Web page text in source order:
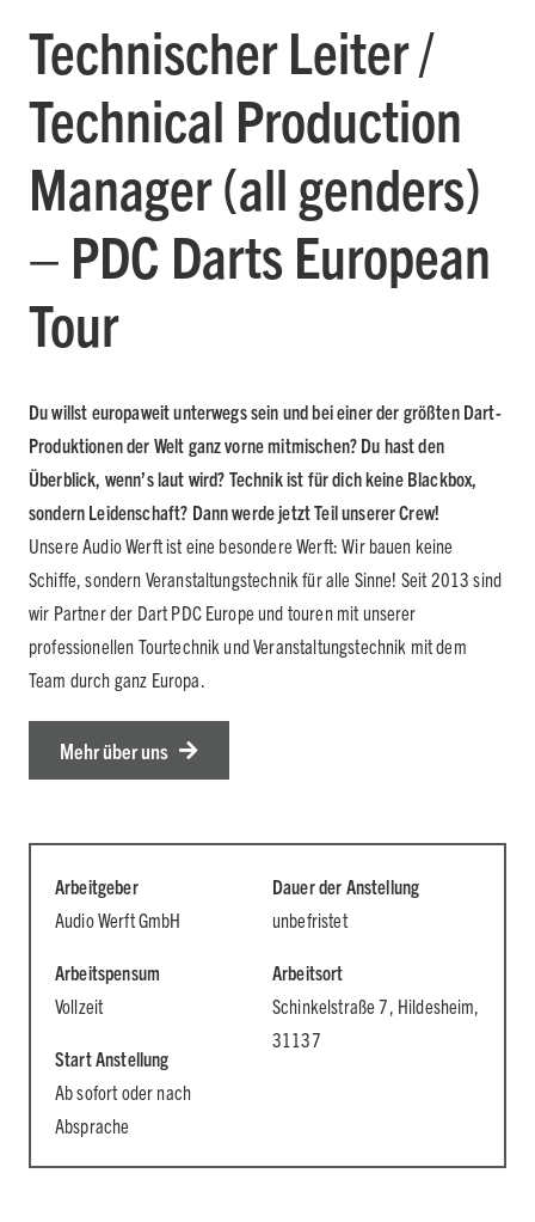
Technischer Leiter /
Technical Production
Manager (all genders)
– PDC Darts European
Tour
Du willst europaweit unterwegs sein und bei einer der größten Dart-
Produktionen der Welt ganz vorne mitmischen? Du hast den
Überblick, wenn’s laut wird? Technik ist für dich keine Blackbox,
sondern Leidenschaft? Dann werde jetzt Teil unserer Crew!
Unsere Audio Werft ist eine besondere Werft: Wir bauen keine
Schiffe, sondern Veranstaltungstechnik für alle Sinne! Seit 2013 sind
wir Partner der Dart PDC Europe und touren mit unserer
professionellen Tourtechnik und Veranstaltungstechnik mit dem
Team durch ganz Europa.
Mehr über uns
Arbeitgeber
Audio Werft GmbH
Arbeitspensum
Vollzeit
Start Anstellung
Ab sofort oder nach
Absprache
Dauer der Anstellung
unbefristet
Arbeitsort
Schinkelstraße 7, Hildesheim,
31137